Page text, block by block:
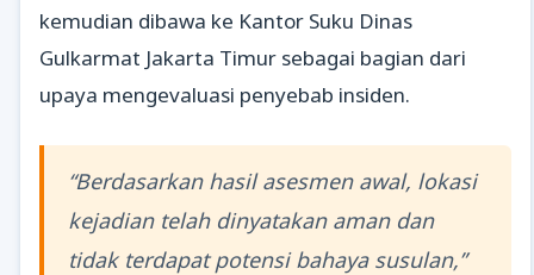
kemudian dibawa ke Kantor Suku Dinas
Gulkarmat Jakarta Timur sebagai bagian dari
upaya mengevaluasi penyebab insiden.
“Berdasarkan hasil asesmen awal, lokasi
kejadian telah dinyatakan aman dan
tidak terdapat potensi bahaya susulan,”